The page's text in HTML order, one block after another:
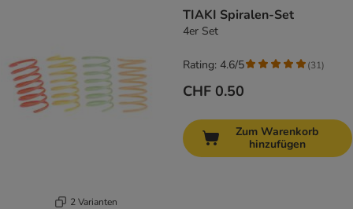
2 Varianten
TIAKI Spiralen-Set
4er Set
CHF 0.50
Rating: 4.6/5 (31)
Zum Warenkorb
hinzufügen